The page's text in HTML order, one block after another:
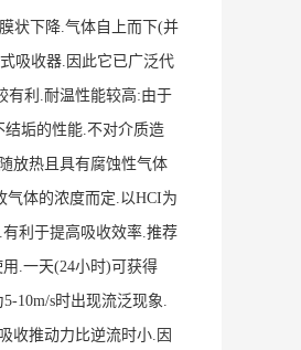
状下降.气体自上而下(并
吸收器.因此它已广泛代
有利.耐温性能较高:由于
垢的性能.不对介质造
放热且具有腐蚀性气体
气体的浓度而定.以HCI为
利于提高吸收效率.推荐
.一天(24小时)可获得
10m/s时出现流泛现象.
收推动力比逆流时小.因